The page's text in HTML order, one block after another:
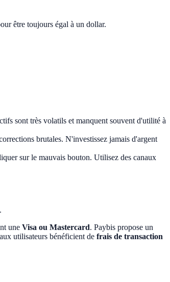
être toujours égal à un dollar.
sont très volatils et manquent souvent d'utilité à
brutales. N'investissez jamais d'argent
sur le mauvais bouton. Utilisez des canaux
une Visa ou Mastercard. Paybis propose un
utilisateurs bénéficient de frais de transaction